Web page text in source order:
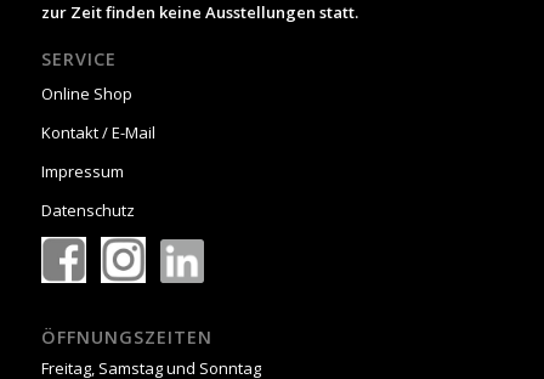
zur Zeit finden keine Ausstellungen statt.
SERVICE
Online Shop
Kontakt / E-Mail
Impressum
Datenschutz
ÖFFNUNGSZEITEN
Freitag, Samstag und Sonntag